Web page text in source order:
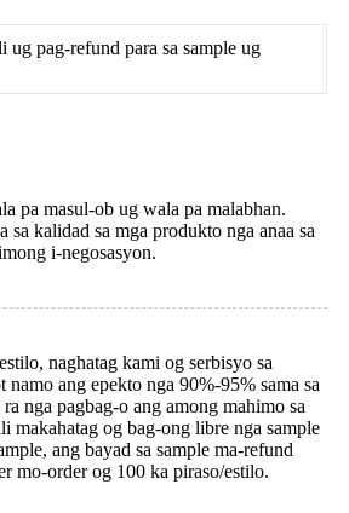
ug pag-refund para sa sample ug
pa masul-ob ug wala pa malabhan.
sa kalidad sa mga produkto nga anaa sa
i-negosasyon.
naghatag kami og serbisyo sa
namo ang epekto nga 90%-95% sama sa
nga pagbag-o ang among mahimo sa
makahatag og bag-ong libre nga sample
ang bayad sa sample ma-refund
mo-order og 100 ka piraso/estilo.